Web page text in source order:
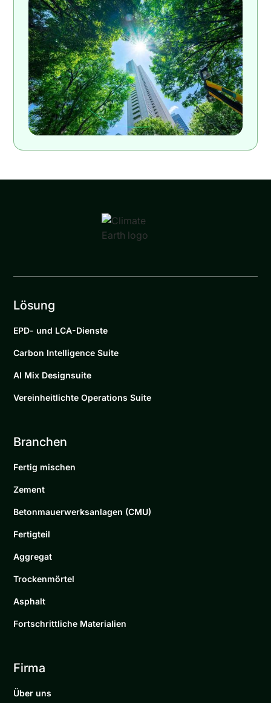
Lösung
EPD- und LCA-Dienste
Carbon Intelligence Suite
AI Mix Designsuite
Vereinheitlichte Operations Suite
Branchen
Fertig mischen
Zement
Betonmauerwerksanlagen (CMU)
Fertigteil
Aggregat
Trockenmörtel
Asphalt
Fortschrittliche Materialien
Firma
Über uns